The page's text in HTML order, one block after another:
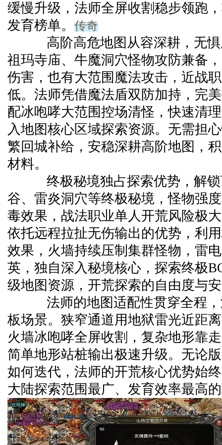
缓慢升级，法师全屏收割稳步领跑
发育榜单。 传奇
高阶高危地图从容深耕，无惧
祖玛寺庙、牛魔洞穴怪物攻防兼备
伤害，也有大范围魔法攻击，近战
低。法师凭借魔法盾双防加持，完
配冰咆哮大范围控场清怪，快速清
入地图核心区域探索资源。无需担
繁回城补给，安稳深耕高阶地图，
材料。
终极秘境独占探索优势，解锁
谷、雷炎洞穴等终极秘境，怪物强
毒效果，战法职业单人开荒风险极
依托远程拉扯无伤输出的优势，利
效果，火墙持续压制集群怪物，雷
英，独自深入秘境核心，探索终极
级地图资源，开荒探索的自由度与
法师的地图适配性贯穿全程，
板场景。狭窄通道用地狱雷光近距
火墙冰咆哮全屏收割，复杂地形靠
简单地形站桩输出极速升级。无论
如何迭代，法师的开荒核心优势始
大陆探索范围最广、发育效率最高